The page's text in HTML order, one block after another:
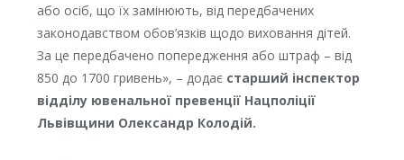
або осіб, що їх замінюють, від передбачених
законодавством обов’язків щодо виховання дітей.
За це передбачено попередження або штраф – від
850 до 1700 гривень», – додає старший інспектор
відділу ювенальної превенції Нацполіції
Львівщини Олександр Колодій.